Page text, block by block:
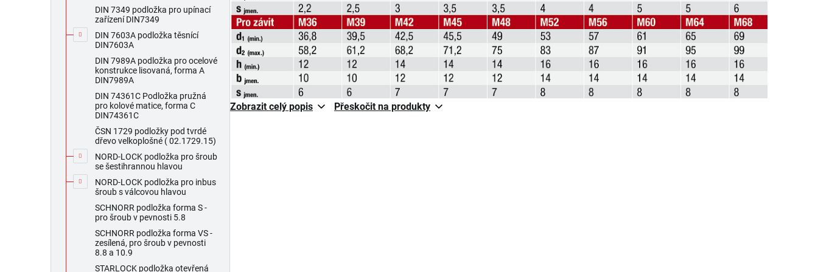
DIN 7349 podložka pro upínací
zařízení DIN7349
DIN 7603A podložka těsnící
DIN7603A
DIN 7989A podložka pro ocelové
konstrukce lisovaná, forma A
DIN7989A
DIN 74361C Podložka pružná
pro kolové matice, forma C
DIN74361C
ČSN 1729 podložky pod tvrdé
dřevo velkoplošné ( 02.1729.15)
NORD-LOCK podložka pro šroub
se šestihrannou hlavou
NORD-LOCK podložka pro inbus
šroub s válcovou hlavou
SCHNORR podložka forma S -
pro šroub v pevnosti 5.8
SCHNORR podložka forma VS -
zesílená, pro šroub v pevnosti
8.8 a 10.9
STARLOCK podložka otevřená
Zobrazit celý popis Přeskočit na produkty